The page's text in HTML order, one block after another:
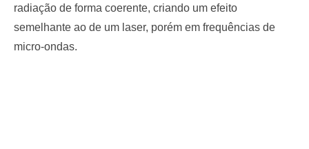
radiação de forma coerente, criando um efeito
semelhante ao de um laser, porém em frequências de
micro-ondas.